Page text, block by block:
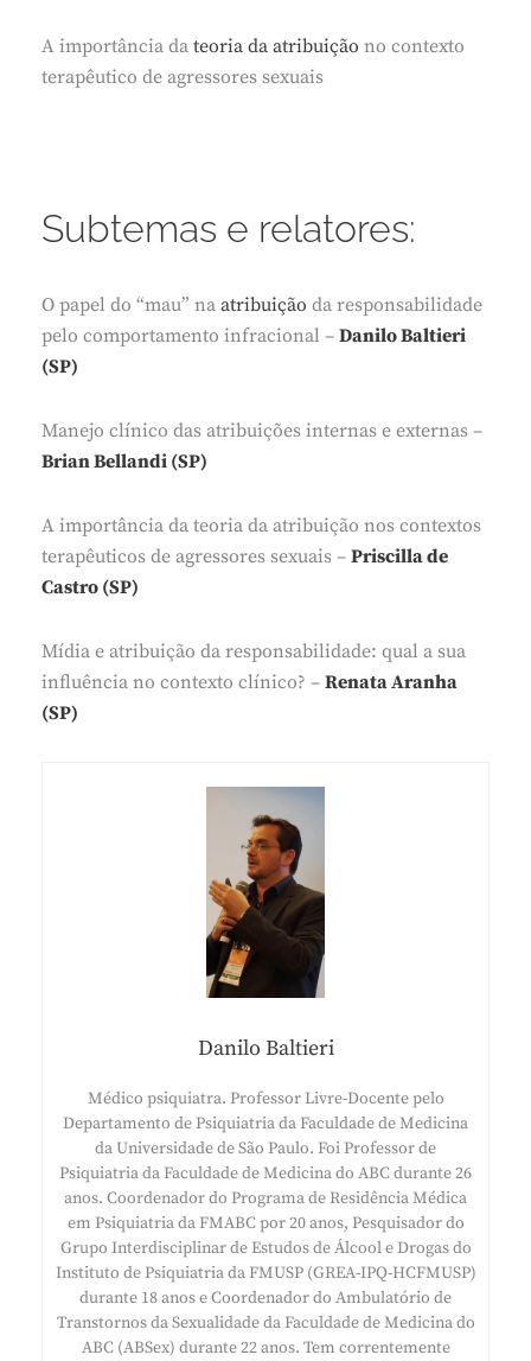
A importância da teoria da atribuição no contexto
terapêutico de agressores sexuais
Subtemas e relatores:
O papel do “mau” na atribuição da responsabilidade
pelo comportamento infracional – Danilo Baltieri
(SP)
Manejo clínico das atribuições internas e externas –
Brian Bellandi (SP)
A importância da teoria da atribuição nos contextos
terapêuticos de agressores sexuais – Priscilla de
Castro (SP)
Mídia e atribuição da responsabilidade: qual a sua
influência no contexto clínico? – Renata Aranha
(SP)
Danilo Baltieri
Médico psiquiatra. Professor Livre-Docente pelo
Departamento de Psiquiatria da Faculdade de Medicina
da Universidade de São Paulo. Foi Professor de
Psiquiatria da Faculdade de Medicina do ABC durante 26
anos. Coordenador do Programa de Residência Médica
em Psiquiatria da FMABC por 20 anos, Pesquisador do
Grupo Interdisciplinar de Estudos de Álcool e Drogas do
Instituto de Psiquiatria da FMUSP (GREA-IPQ-HCFMUSP)
durante 18 anos e Coordenador do Ambulatório de
Transtornos da Sexualidade da Faculdade de Medicina do
ABC (ABSex) durante 22 anos. Tem correntemente